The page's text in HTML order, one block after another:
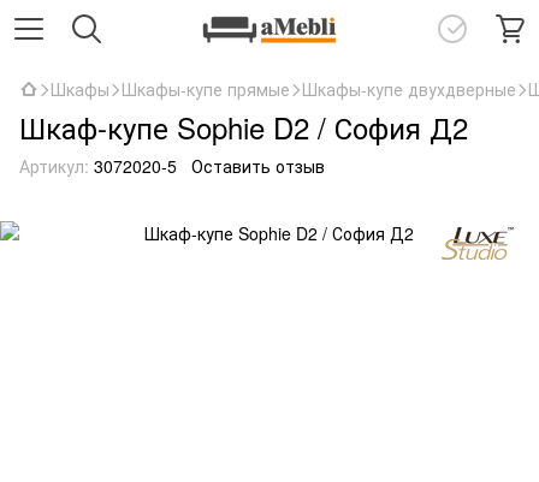
Шкафы Шкафы-купе прямые Шкафы-купе двухдверные
Шкаф-купе Sophie D2 / София Д2
Артикул: 3072020-5 Оставить отзыв